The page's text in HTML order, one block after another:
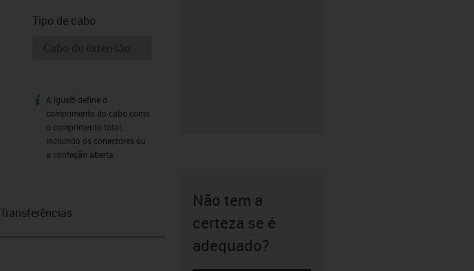
Tipo de cabo
igus-icon-info
A igus® define o
comprimento do cabo como
o comprimento total,
incluindo os conectores ou
a confeção aberta.
Transferências
Não tem a
certeza se é
adequado?